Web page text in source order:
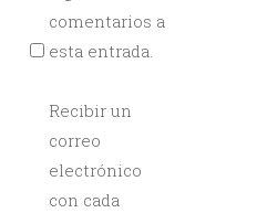
comentarios a
esta entrada.
Recibir un
correo
electrónico
con cada